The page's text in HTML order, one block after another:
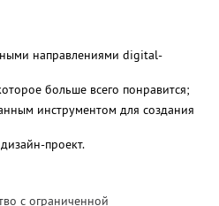
направлениями digital-
больше всего понравится;
инструментом для создания
проект.
с ограниченной